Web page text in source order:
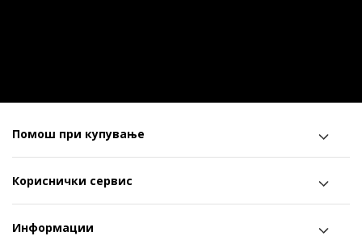
Помош при купување
Кориснички сервис
Информации